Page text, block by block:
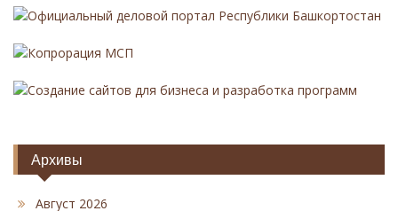
Официальный деловой портал Республики Башкортостан
Копрорация МСП
Создание сайтов для бизнеса и разработка программ
Архивы
Август 2026